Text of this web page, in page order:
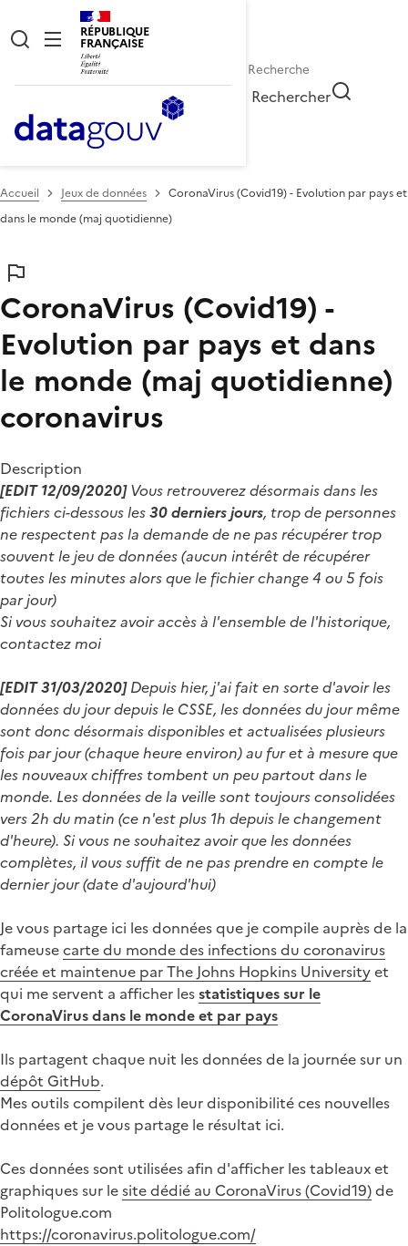
RÉPUBLIQUE
FRANÇAISE
Rechercher
Accueil Jeux de données
CoronaVirus (Covid19) - Evolution par pays et
dans le monde (maj quotidienne)
CoronaVirus (Covid19) -
Evolution par pays et dans
le monde (maj quotidienne)
coronavirus
Description
[EDIT 12/09/2020]Vous retrouverez désormais dans les
fichiers ci-dessous les30 derniers jours, trop de personnes
ne respectent pas la demande de ne pas récupérer trop
souvent le jeu de données (aucun intérêt de récupérer
toutes les minutes alors que le fichier change 4 ou 5 fois
par jour)
Si vous souhaitez avoir accès à l'ensemble de l'historique,
contactez moi
[EDIT 31/03/2020]Depuis hier, j'ai fait en sorte d'avoir les
données du jour depuis le CSSE, les données du jour même
sont donc désormais disponibles et actualisées plusieurs
fois par jour (chaque heure environ) au fur et à mesure que
les nouveaux chiffres tombent un peu partout dans le
monde. Les données de la veille sont toujours consolidées
vers 2h du matin (ce n'est plus 1h depuis le changement
d'heure). Si vous ne souhaitez avoir que les données
complètes, il vous suffit de ne pas prendre en compte le
dernier jour (date d'aujourd'hui)
Je vous partage ici les données que je compile auprès de la
fameusecarte du monde des infections du coronavirus
créée et maintenue par The Johns Hopkins Universityet
qui me servent a afficher lesstatistiques sur le
CoronaVirus dans le monde et par pays
Ils partagent chaque nuit les données de la journée sur un
dépôt GitHub.
Mes outils compilent dès leur disponibilité ces nouvelles
données et je vous partage le résultat ici.
Ces données sont utilisées afin d'afficher les tableaux et
graphiques sur lesite dédié au CoronaVirus (Covid19)de
Politologue.com
https://coronavirus.politologue.com/